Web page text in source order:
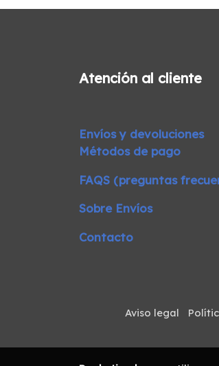
Atención al cliente
Envíos y devoluciones
Métodos de pago
FAQS (preguntas
Sobre Envíos
Contacto
Aviso legal